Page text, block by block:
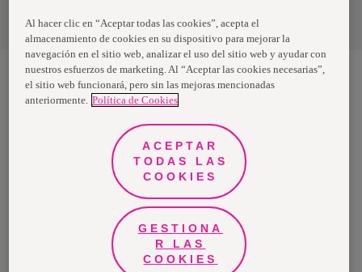
Términos y condiciones
Nosotras, una marca de Essity - una compañía global líder en
mundo, utilizan nuestros productos, servicios y soluciones. Nuestro
propósito es romper barreras por el bienestar en beneficio de
consumidores, pacientes, cuidadores, clientes y la sociedad en
general. Vendemos en aproximadamente 150 países bajo las
principales marcas globales TENA y Tork, así como otras marcas
como Actimove, Cutimed, JOBST, Knix, Leukoplast, Libero, Libresse,
Lotus, Modibodi, Nosotras, Saba, Tempo, TOM Organic y Zewa. En
2024, Essity tuvo ventas de aproximadamente 13 mil millones de
euros y empleó a 36,000 personas. La sede de la compañía está
ubicada en Estocolmo, Suecia, y Essity cotiza en Nasdaq Estocolmo.
Más información en www.essity.com.
Al hacer clic en “Aceptar todas las cookies”, acepta el
almacenamiento de cookies en su dispositivo para mejorar la
navegación en el sitio web, analizar el uso del sitio web y ayudar con
nuestros esfuerzos de marketing. Al “Aceptar las cookies necesarias”,
el sitio web funcionará, pero sin las mejoras mencionadas
anteriormente. Política de Cookies
ACEPTAR
TODAS LAS
COOKIES
GESTIONA
R LAS
COOKIES